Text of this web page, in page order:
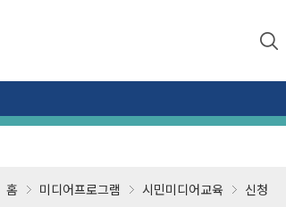
홈 미디어프로그램 시민미디어교육 신청